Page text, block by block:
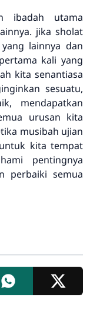
ibadah utama
jika sholat
lainnya dan
kali yang
kita senantiasa
sesuatu,
mendapatkan
urusan kita
musibah ujian
kita tempat
pentingnya
perbaiki semua